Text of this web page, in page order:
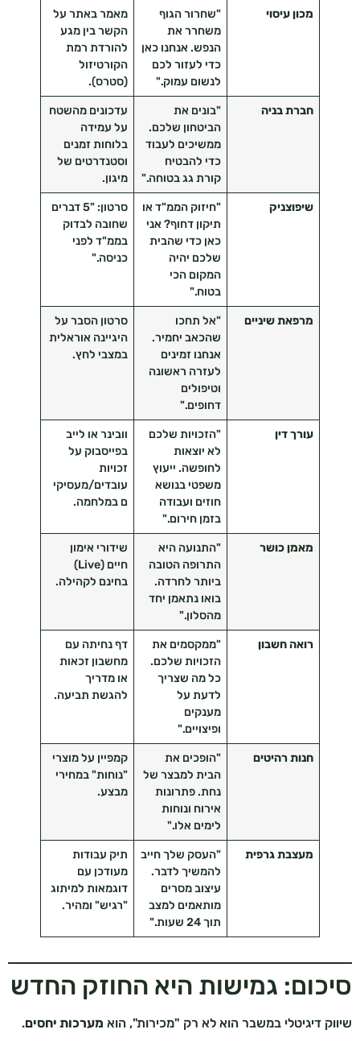
מכון עיסוי
"שחרור הגוף
משחרר את
הנפש. אנחנו כאן
כדי לעזור לכם
לנשום עמוק."
מאמר באתר על
הקשר בין מגע
להורדת רמת
הקורטיזול
(סטרס).
חברת בניה
"בונים את
הביטחון שלכם.
ממשיכים לעבוד
כדי להבטיח
קורת גג בטוחה."
עדכונים מהשטח
על עמידה
בלוחות זמנים
וסטנדרטים של
מיגון.
שיפוצניק
"חיזוק הממ"ד או
תיקון דחוף? אני
כאן כדי שהבית
שלכם יהיה
המקום הכי
בטוח."
סרטון: "5 דברים
שחובה לבדוק
בממ"ד לפני
כניסה."
מרפאת שיניים
"אל תחכו
שהכאב יחמיר.
אנחנו זמינים
לעזרה ראשונה
וטיפולים
דחופים."
סרטון הסבר על
היגיינה אוראלית
במצבי לחץ.
עורך דין
"הזכויות שלכם
לא יוצאות
לחופשה. ייעוץ
משפטי בנושא
חוזים ועבודה
בזמן חירום."
וובינר או לייב
בפייסבוק על
זכויות
עובדים/מעסיקי
ם במלחמה.
מאמן כושר
"התנועה היא
התרופה הטובה
ביותר לחרדה.
בואו נתאמן יחד
מהסלון."
שידורי אימון
חיים (Live)
בחינם לקהילה.
רואה חשבון
"ממקסמים את
הזכויות שלכם.
כל מה שצריך
לדעת על
מענקים
ופיצויים."
דף נחיתה עם
מחשבון זכאות
או מדריך
להגשת תביעה.
חנות רהיטים
"הופכים את
הבית למבצר של
נחת. פתרונות
אירוח ונוחות
לימים אלו."
קמפיין על מוצרי
"נוחות" במחירי
מבצע.
מעצבת גרפית
"העסק שלך חייב
להמשיך לדבר.
עיצוב מסרים
מותאמים למצב
תוך 24 שעות."
תיק עבודות
מעודכן עם
דוגמאות למיתוג
"רגיש" ומהיר.
סיכום: גמישות היא החוזק החדש
שיווק דיגיטלי במשבר הוא לא רק "מכירות", הוא מערכות יחסים.